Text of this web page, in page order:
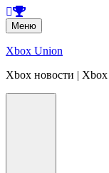
Меню Перейти
к
содержанию
Xbox Union
Xbox новости |